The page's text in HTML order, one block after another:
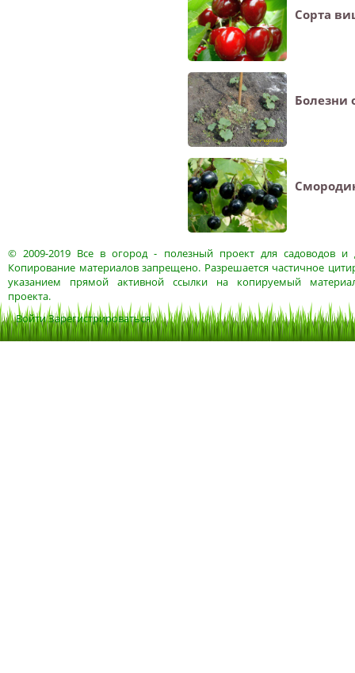
Сорта
Болезни
© 2009-2019 Все в огород- полезный проект для садоводов и
Копирование материалов запрещено. Разрешается частичное
указанием прямой активной ссылки на копируемый
проекта.
ВойтиЗарегистрироваться